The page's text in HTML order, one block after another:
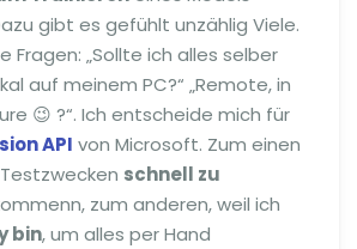
gibt es gefühlt unzählig Viele.
Fragen: „Sollte ich alles selber
auf meinem PC?“ „Remote, in
😉 ?“. Ich entscheide mich für
API von Microsoft. Zum einen
schnell zu
zum anderen, weil ich
bin, um alles per Hand